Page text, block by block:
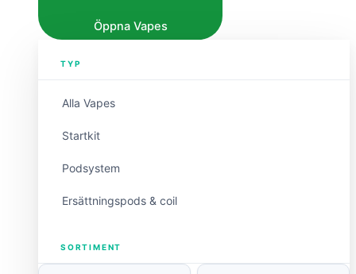
Öppna Vapes
TYP
Alla Vapes
Startkit
Podsystem
Ersättningspods & coil
SORTIMENT